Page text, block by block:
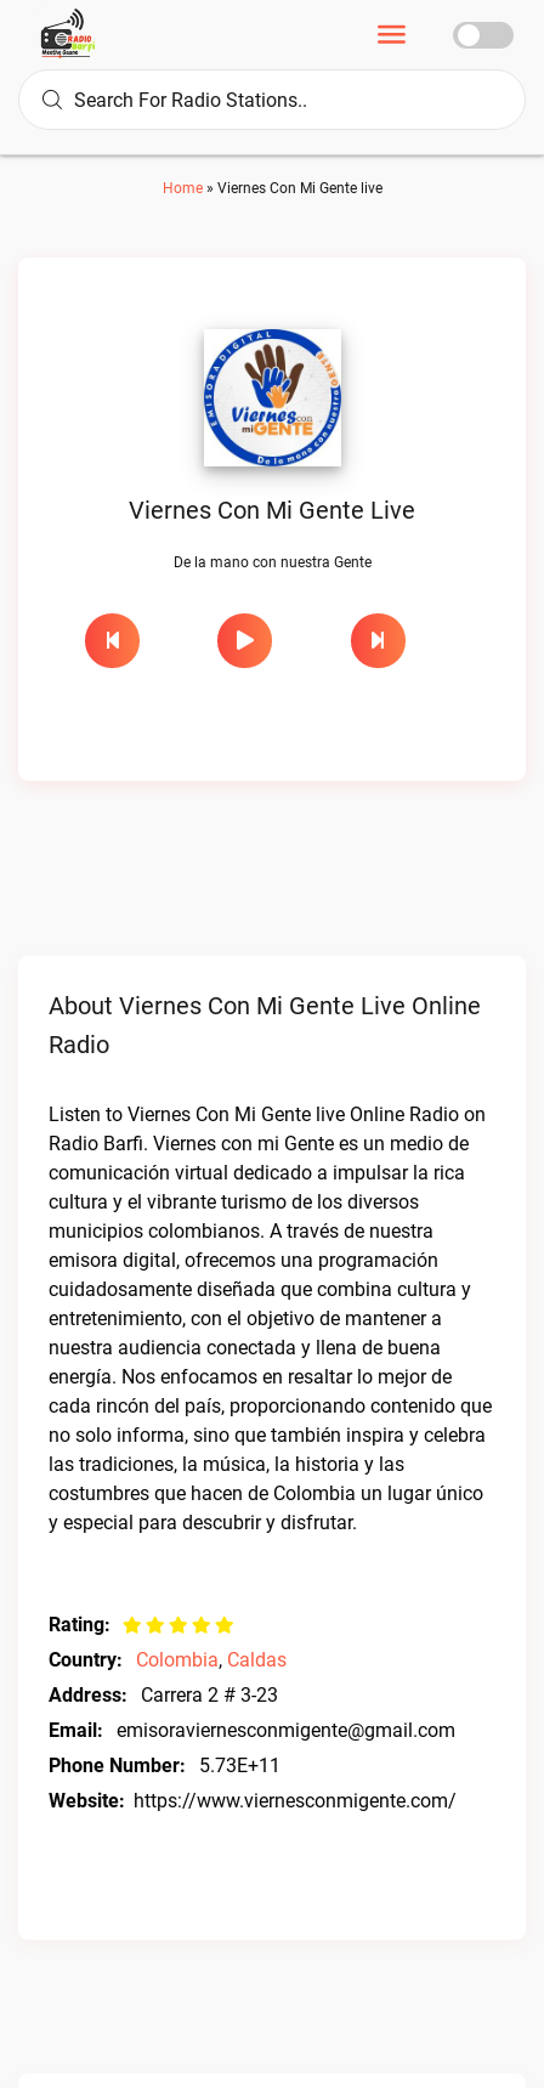
Home» Viernes Con Mi Gente live
Viernes Con Mi Gente Live
De la mano con nuestra Gente
About Viernes Con Mi Gente Live Online
Radio
Listen to Viernes Con Mi Gente live Online Radio on
Radio Barfi. Viernes con mi Gente es un medio de
comunicación virtual dedicado a impulsar la rica
cultura y el vibrante turismo de los diversos
municipios colombianos. A través de nuestra
emisora digital, ofrecemos una programación
cuidadosamente diseñada que combina cultura y
entretenimiento, con el objetivo de mantener a
nuestra audiencia conectada y llena de buena
energía. Nos enfocamos en resaltar lo mejor de
cada rincón del país, proporcionando contenido que
no solo informa, sino que también inspira y celebra
las tradiciones, la música, la historia y las
costumbres que hacen de Colombia un lugar único
y especial para descubrir y disfrutar.
Rating:
Country:
Colombia, Caldas
Address:
Carrera 2 # 3-23
Email:
emisoraviernesconmigente@gmail.com
Phone Number:
5.73E+11
Website: https://www.viernesconmigente.com/